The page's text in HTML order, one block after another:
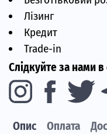
Лізинг
Кредит
Trade-in
Слідкуйте за нами
Опис Оплата